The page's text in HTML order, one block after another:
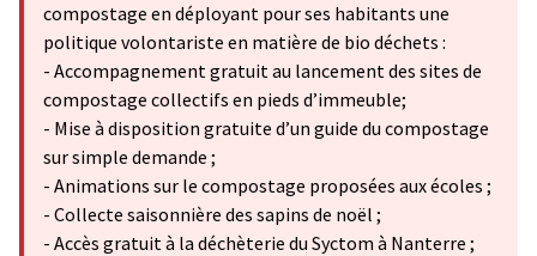
compostage en déployant pour ses habitants une
politique volontariste en matière de bio déchets :
- Accompagnement gratuit au lancement des sites de
compostage collectifs en pieds d’immeuble;
- Mise à disposition gratuite d’un guide du compostage
sur simple demande ;
- Animations sur le compostage proposées aux écoles ;
- Collecte saisonnière des sapins de noël ;
- Accès gratuit à la déchèterie du Syctom à Nanterre ;